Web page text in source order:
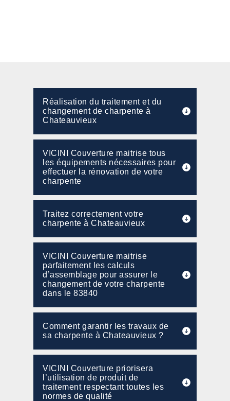
Réalisation du traitement et du
changement de charpente à
Chateauvieux
VICINI Couverture maitrise tous
les équipements nécessaires pour
effectuer la rénovation de votre
charpente
Traitez correctement votre
charpente à Chateauvieux
VICINI Couverture maitrise
parfaitement les calculs
d’assemblage pour assurer le
changement de votre charpente
dans le 83840
Comment garantir les travaux de
sa charpente à Chateauvieux ?
VICINI Couverture priorisera
l’utilisation de produit de
traitement respectant toutes les
normes de qualité